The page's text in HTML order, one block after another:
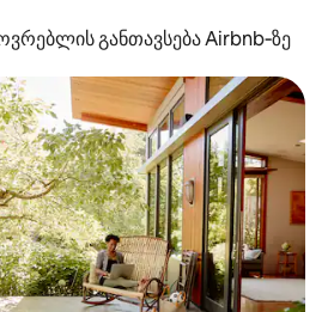
განთავსება Airbnb‑ზე